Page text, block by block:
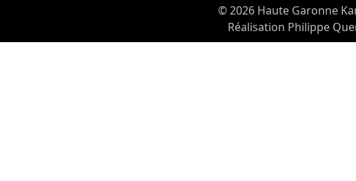
© 2026 Haute Garonne
Réalisation Philippe